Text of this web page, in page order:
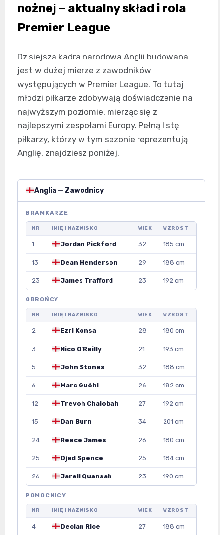
nożnej – aktualny skład i rola
Premier League
Dzisiejsza kadra narodowa Anglii budowana
jest w dużej mierze z zawodników
występujących w Premier League. To tutaj
młodzi piłkarze zdobywają doświadczenie na
najwyższym poziomie, mierząc się z
najlepszymi zespołami Europy. Pełną listę
piłkarzy, którzy w tym sezonie reprezentują
Anglię, znajdziesz poniżej.
Anglia — Zawodnicy
BRAMKARZE
NR IMIĘ I NAZWISKO WIEK WZROST
1 Jordan Pickford 32 185 cm
13 Dean Henderson 29 188 cm
23 James Trafford 23 192 cm
OBROŃCY
NR IMIĘ I NAZWISKO WIEK WZROST
2 Ezri Konsa 28 180 cm
3 Nico O'Reilly 21 193 cm
5 John Stones 32 188 cm
6 Marc Guéhi 26 182 cm
12 Trevoh Chalobah 27 192 cm
15 Dan Burn 34 201 cm
24 Reece James 26 180 cm
25 Djed Spence 25 184 cm
26 Jarell Quansah 23 190 cm
POMOCNICY
NR IMIĘ I NAZWISKO WIEK WZROST
4 Declan Rice 27 188 cm